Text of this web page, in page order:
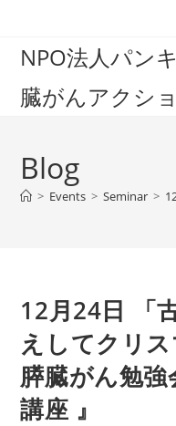
contentNPO法人パン
臓がんアクシ
Blog
> Events > Seminar >
12月24日 「
えしてクリ
膵臓がん勉
講座 』